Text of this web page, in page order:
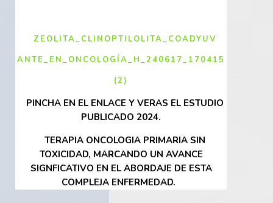
ZEOLITA_CLINOPTILOLITA_COADYUV
ANTE_EN_ONCOLOGÍA_H_240617_170415
(2)
PINCHA EN EL ENLACE Y VERAS EL ESTUDIO
PUBLICADO 2024.
TERAPIA ONCOLOGIA PRIMARIA SIN
TOXICIDAD, MARCANDO UN AVANCE
SIGNFICATIVO EN EL ABORDAJE DE ESTA
COMPLEJA ENFERMEDAD.